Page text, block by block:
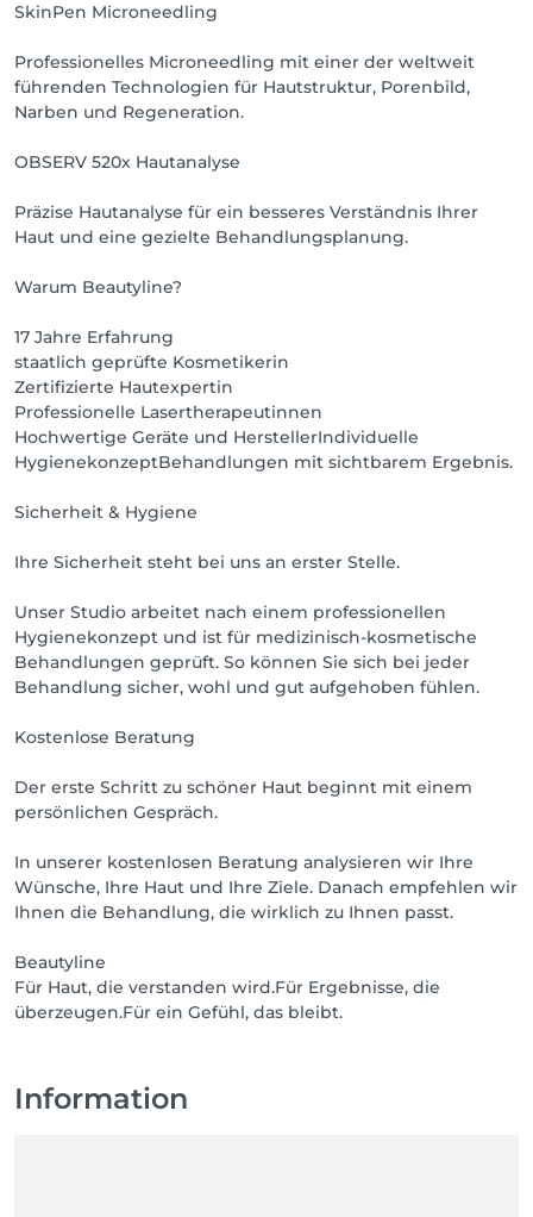
SkinPen Microneedling
Professionelles Microneedling mit einer der weltweit
führenden Technologien für Hautstruktur, Porenbild,
Narben und Regeneration.
OBSERV 520x Hautanalyse
Präzise Hautanalyse für ein besseres Verständnis Ihrer
Haut und eine gezielte Behandlungsplanung.
Warum Beautyline?
17 Jahre Erfahrung
staatlich geprüfte Kosmetikerin
Zertifizierte Hautexpertin
Professionelle Lasertherapeutinnen
Hochwertige Geräte und HerstellerIndividuelle
HygienekonzeptBehandlungen mit sichtbarem Ergebnis.
Sicherheit & Hygiene
Ihre Sicherheit steht bei uns an erster Stelle.
Unser Studio arbeitet nach einem professionellen
Hygienekonzept und ist für medizinisch-kosmetische
Behandlungen geprüft. So können Sie sich bei jeder
Behandlung sicher, wohl und gut aufgehoben fühlen.
Kostenlose Beratung
Der erste Schritt zu schöner Haut beginnt mit einem
persönlichen Gespräch.
In unserer kostenlosen Beratung analysieren wir Ihre
Wünsche, Ihre Haut und Ihre Ziele. Danach empfehlen wir
Ihnen die Behandlung, die wirklich zu Ihnen passt.
Beautyline
Für Haut, die verstanden wird.Für Ergebnisse, die
überzeugen.Für ein Gefühl, das bleibt.
Information